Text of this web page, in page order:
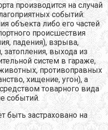
производится на случай
событий:
объекта либо его частей
происшествия
падения), взрыва,
затопления, выхода из
систем в гараже,
противоправных
хищение, угон), а
товарного вида
событий.
быть застраховано на